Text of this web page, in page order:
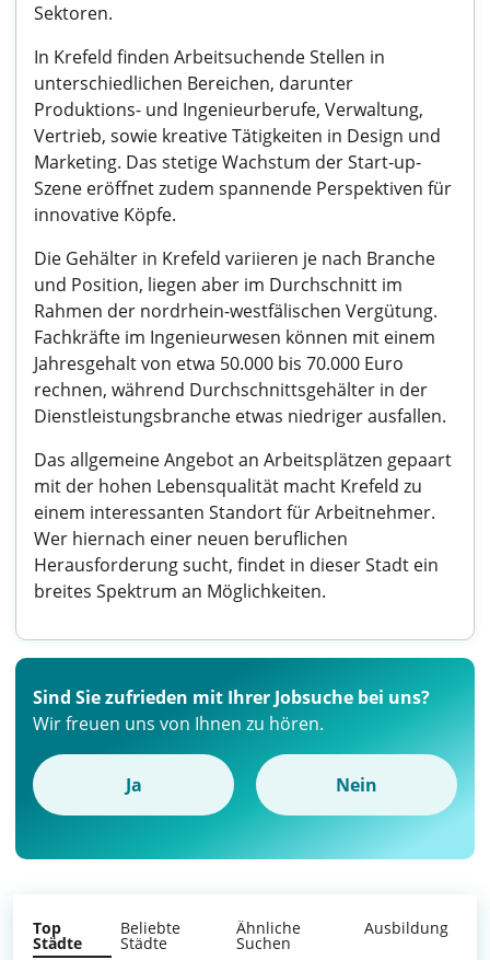
Sektoren.
In Krefeld finden Arbeitsuchende Stellen in
unterschiedlichen Bereichen, darunter
Produktions- und Ingenieurberufe, Verwaltung,
Vertrieb, sowie kreative Tätigkeiten in Design und
Marketing. Das stetige Wachstum der Start-up-
Szene eröffnet zudem spannende Perspektiven für
innovative Köpfe.
Die Gehälter in Krefeld variieren je nach Branche
und Position, liegen aber im Durchschnitt im
Rahmen der nordrhein-westfälischen Vergütung.
Fachkräfte im Ingenieurwesen können mit einem
Jahresgehalt von etwa 50.000 bis 70.000 Euro
rechnen, während Durchschnittsgehälter in der
Dienstleistungsbranche etwas niedriger ausfallen.
Das allgemeine Angebot an Arbeitsplätzen gepaart
mit der hohen Lebensqualität macht Krefeld zu
einem interessanten Standort für Arbeitnehmer.
Wer hiernach einer neuen beruflichen
Herausforderung sucht, findet in dieser Stadt ein
breites Spektrum an Möglichkeiten.
Sind Sie zufrieden mit Ihrer Jobsuche bei uns?
Wir freuen uns von Ihnen zu hören.
Ja Nein
Top
Städte
Beliebte
Städte
Ähnliche
Suchen
Ausbildung